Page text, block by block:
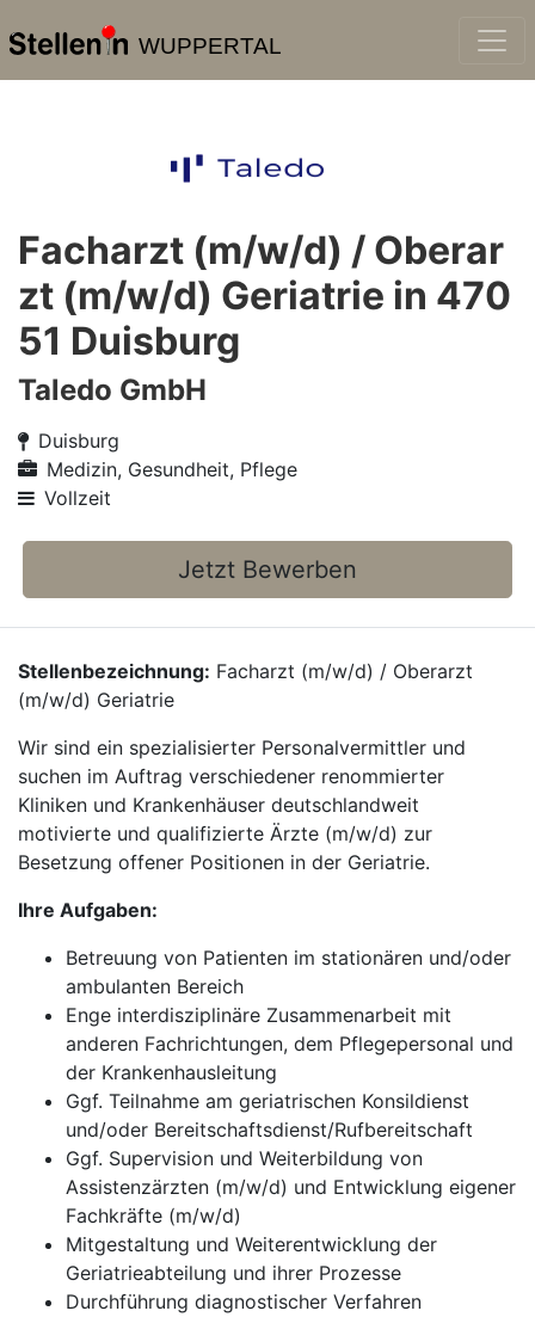
WUPPERTAL
Facharzt (m/w/d) / Oberar
zt (m/w/d) Geriatrie in 470
51 Duisburg
Taledo GmbH
Duisburg
Medizin, Gesundheit, Pflege
Vollzeit
Jetzt Bewerben
Stellenbezeichnung: Facharzt (m/w/d) / Oberarzt
(m/w/d) Geriatrie
Wir sind ein spezialisierter Personalvermittler und
suchen im Auftrag verschiedener renommierter
Kliniken und Krankenhäuser deutschlandweit
motivierte und qualifizierte Ärzte (m/w/d) zur
Besetzung offener Positionen in der Geriatrie.
Ihre Aufgaben:
Betreuung von Patienten im stationären und/oder
ambulanten Bereich
Enge interdisziplinäre Zusammenarbeit mit
anderen Fachrichtungen, dem Pflegepersonal und
der Krankenhausleitung
Ggf. Teilnahme am geriatrischen Konsildienst
und/oder Bereitschaftsdienst/Rufbereitschaft
Ggf. Supervision und Weiterbildung von
Assistenzärzten (m/w/d) und Entwicklung eigener
Fachkräfte (m/w/d)
Mitgestaltung und Weiterentwicklung der
Geriatrieabteilung und ihrer Prozesse
Durchführung diagnostischer Verfahren